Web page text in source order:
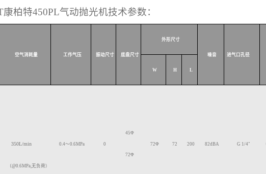
柏特450PL气动抛光机技术参数：
空气消耗量 工作气压 振动尺寸 底盘尺寸
外形尺寸
噪音 进气口孔径
W H L
350L/min
（@0.6MPa,无负荷）
0.4～0.6MPa 0
45Φ
72Φ
72Φ 72 200 82dBA G 1/4"